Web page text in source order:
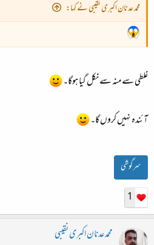
محمد عدنان اکبری نقیبی نے کہا:
غلطی سے منہ سے نکل گیا ہوگا۔
آئندہ نہیں کروں گا۔
سرگوشی
1
محمد عدنان اکبری نقیبی